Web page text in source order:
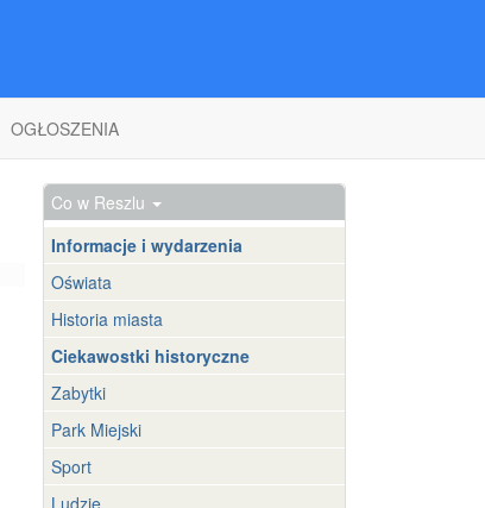
OGŁOSZENIA
Co w Reszlu
Informacje i wydarzenia
Oświata
Historia miasta
Ciekawostki historyczne
Zabytki
Park Miejski
Sport
Ludzie